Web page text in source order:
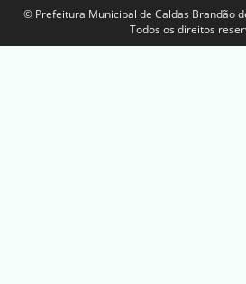
© Prefeitura Municipal de Caldas Brandão
Todos os direitos